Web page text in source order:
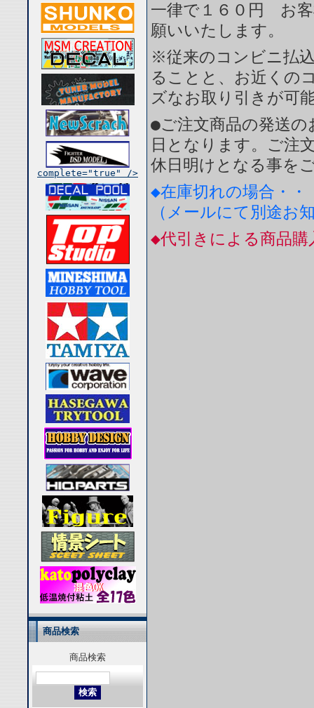
complete="true" />
商品検索
商品検索
一律で１６０円 お
願いいたします。
※従来のコンビニ払
ることと、お近くの
ズなお取り引きが可
●ご注文商品の発送の
日となります。ご注
休日明けとなる事を
◆在庫切れの場合・・
（メールにて別途お
◆代引きによる商品